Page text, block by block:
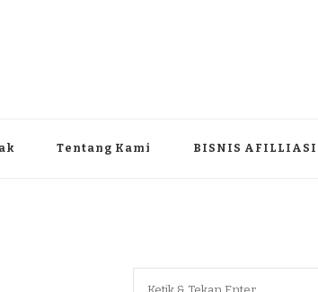
Tentang Kami BISNIS AFILLIASI